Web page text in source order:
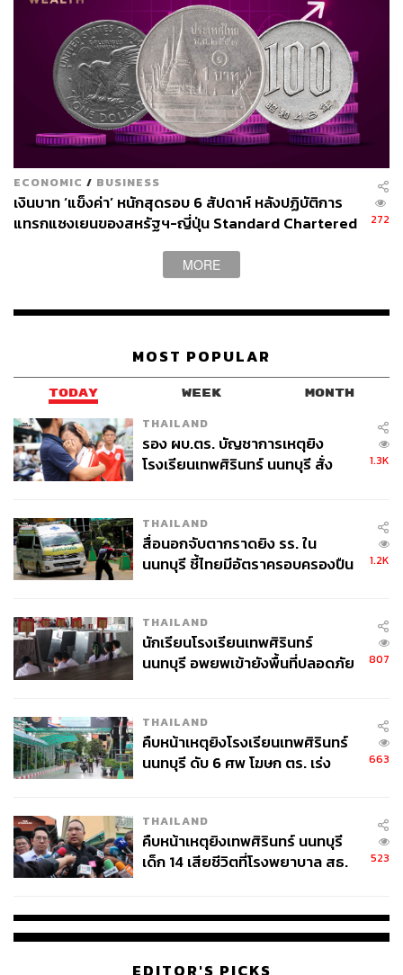
ECONOMIC / BUSINESS
เงินบาท ‘แข็งค่า’ หนักสุดรอบ 6 สัปดาห์ หลังปฏิบัติการ
แทรกแซงเยนของสหรัฐฯ-ญี่ปุ่น Standard Chartered
272
MORE
MOST POPULAR
TODAY WEEK MONTH
THAILAND
รอง ผบ.ตร. บัญชาการเหตุยิง
โรงเรียนเทพศิรินทร์ นนทบุรี สั่ง
1.3K
THAILAND
สื่อนอกจับตากราดยิง รร. ใน
นนทบุรี ชี้ไทยมีอัตราครอบครองปืน
1.2K
THAILAND
นักเรียนโรงเรียนเทพศิรินทร์
นนทบุรี อพยพเข้ายังพื้นที่ปลอดภัย
807
THAILAND
คืบหน้าเหตุยิงโรงเรียนเทพศิรินทร์
นนทบุรี ดับ 6 ศพ โฆษก ตร. เร่ง
663
THAILAND
คืบหน้าเหตุยิงเทพศิรินทร์ นนทบุรี
เด็ก 14 เสียชีวิตที่โรงพยาบาล สธ.
523